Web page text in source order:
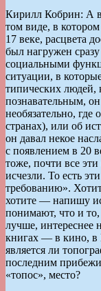
Кирилл Кобрин: А
том виде, в
17 веке, расцвета
был нагружен
социальными
ситуации, в
типических людей,
познавательным,
необязательно,
странах), или об
он давал некое
с появлением в 20
тоже, почти все
исчезли. То есть
требованию».
хотите — напишу
понимают, что и то,
лучше, интереснее
книгах — в кино, в
является ли
последним
«топос», место?